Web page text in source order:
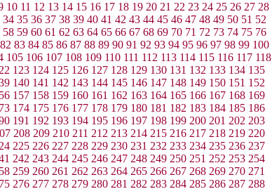
10 11 12 13 14 15 16 17 18 19 20 21 22 23 24 25 26 27 28
34 35 36 37 38 39 40 41 42 43 44 45 46 47 48 49 50 51 52
58 59 60 61 62 63 64 65 66 67 68 69 70 71 72 73 74 75 76
82 83 84 85 86 87 88 89 90 91 92 93 94 95 96 97 98 99 100
105 106 107 108 109 110 111 112 113 114 115 116 117 118
123 124 125 126 127 128 129 130 131 132 133 134 135
140 141 142 143 144 145 146 147 148 149 150 151 152
157 158 159 160 161 162 163 164 165 166 167 168 169
174 175 176 177 178 179 180 181 182 183 184 185 186
191 192 193 194 195 196 197 198 199 200 201 202 203
208 209 210 211 212 213 214 215 216 217 218 219 220
225 226 227 228 229 230 231 232 233 234 235 236 237
242 243 244 245 246 247 248 249 250 251 252 253 254
259 260 261 262 263 264 265 266 267 268 269 270 271
276 277 278 279 280 281 282 283 284 285 286 287 288